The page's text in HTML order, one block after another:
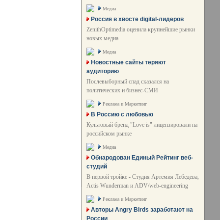
Медиа
Россия в хвосте digital-лидеров
ZenithOptimedia оценила крупнейшие рынки
новых медиа
Медиа
Новостные сайты теряют
аудиторию
Послевыборный спад сказался на
политических и бизнес-СМИ
Реклама и Маркетинг
В Россию с любовью
Культовый бренд "Love is" лицензировали на
российском рынке
Медиа
Обнародован Единый Рейтинг веб-
студий
В первой тройке - Студия Артемия Лебедева,
Actis Wunderman и ADV/web-engineering
Реклама и Маркетинг
Авторы Angry Birds заработают на
России